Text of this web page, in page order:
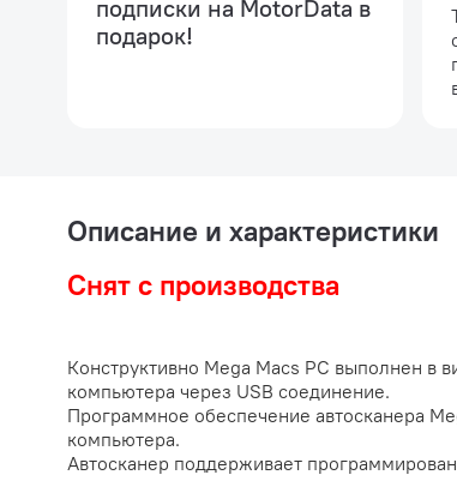
подписки на MotorData в
подарок!
Описание и характеристики
Снят с производства
Конструктивно Mega Macs PC выполнен в
компьютера через USB соединение.
Программное обеспечение автосканера
компьютера.
Автосканер поддерживает